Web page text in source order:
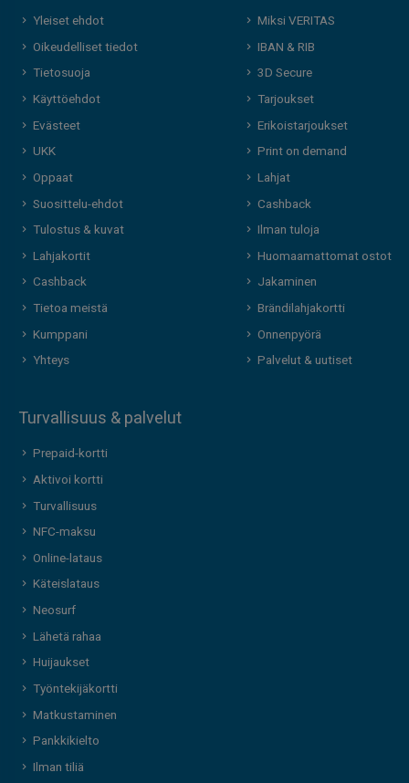
Yleiset ehdot
Oikeudelliset tiedot
Tietosuoja
Käyttöehdot
Evästeet
UKK
Oppaat
Suosittelu-ehdot
Tulostus & kuvat
Lahjakortit
Cashback
Tietoa meistä
Kumppani
Yhteys
Miksi VERITAS
IBAN & RIB
3D Secure
Tarjoukset
Erikoistarjoukset
Print on demand
Lahjat
Cashback
Ilman tuloja
Huomaamattomat ostot
Jakaminen
Brändilahjakortti
Onnenpyörä
Palvelut & uutiset
Turvallisuus & palvelut
Prepaid-kortti
Aktivoi kortti
Turvallisuus
NFC-maksu
Online-lataus
Käteislataus
Neosurf
Lähetä rahaa
Huijaukset
Työntekijäkortti
Matkustaminen
Pankkikielto
Ilman tiliä